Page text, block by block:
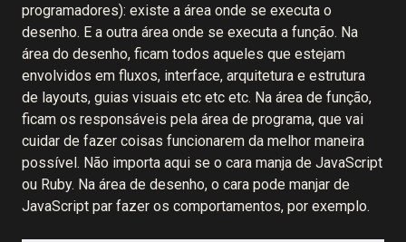
programadores): existe a área onde se executa o
desenho. E a outra área onde se executa a função. Na
área do desenho, ficam todos aqueles que estejam
envolvidos em fluxos, interface, arquitetura e estrutura
de layouts, guias visuais etc etc etc. Na área de função,
ficam os responsáveis pela área de programa, que vai
cuidar de fazer coisas funcionarem da melhor maneira
possível. Não importa aqui se o cara manja de JavaScript
ou Ruby. Na área de desenho, o cara pode manjar de
JavaScript par fazer os comportamentos, por exemplo.